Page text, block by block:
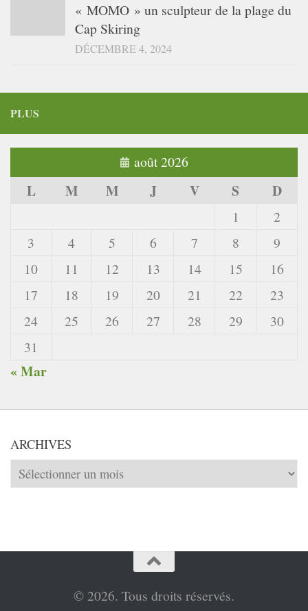
« MOMO » un sculpteur de la plage du
Cap Skiring
DÉCEMBRE 4, 2024
PLUS
août 2026
L M M J V S D
1
2
3
4 5 6 7 8
9
10
11 12 13 14 15
16
17
18 19 20 21 22
23
24
25 26 27 28 29
30
31
« Mar
ARCHIVES
Archives
© 2026. Tous droits réservés.